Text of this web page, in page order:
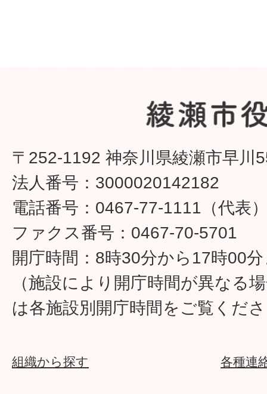
〒252-1192 神奈川県綾瀬市早川
法人番号：3000020142182
電話番号：0467-77-1111（代表
ファクス番号：0467-70-5701
開庁時間：8時30分から17時00
（施設により開庁時間が異なる
は各施設別開庁時間をご覧くだ
組織から探す 各種連